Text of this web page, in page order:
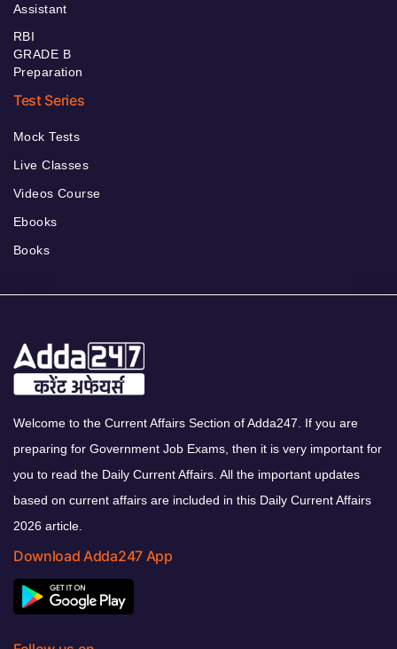
Assistant
RBI
GRADE B
Preparation
Test Series
Mock Tests
Live Classes
Videos Course
Ebooks
Books
Welcome to the Current Affairs Section of Adda247. If you are
preparing for Government Job Exams, then it is very important for
you to read the Daily Current Affairs. All the important updates
based on current affairs are included in this Daily Current Affairs
2026 article.
Download Adda247 App